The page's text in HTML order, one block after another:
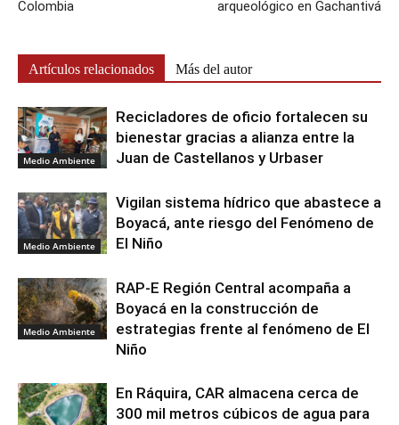
Colombia
arqueológico en Gachantivá
Artículos relacionados Más del autor
Medio Ambiente
Recicladores de oficio fortalecen su
bienestar gracias a alianza entre la
Juan de Castellanos y Urbaser
Medio Ambiente
Vigilan sistema hídrico que abastece a
Boyacá, ante riesgo del Fenómeno de
El Niño
Medio Ambiente
RAP-E Región Central acompaña a
Boyacá en la construcción de
estrategias frente al fenómeno de El
Niño
En Ráquira, CAR almacena cerca de
300 mil metros cúbicos de agua para